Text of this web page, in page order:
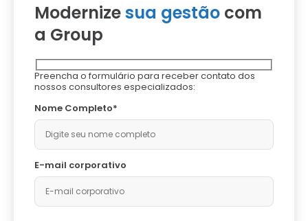
Modernizesua gestãocom
a Group
Preencha o formulário para receber contato dos
nossos consultores especializados:
Nome Completo*
E-mail corporativo